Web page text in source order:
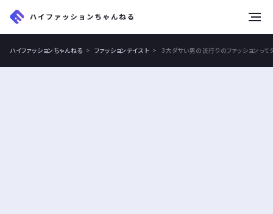
ハイファッションちゃんねる ファッションテイスト 3大ダサい男の流行りのファッションって